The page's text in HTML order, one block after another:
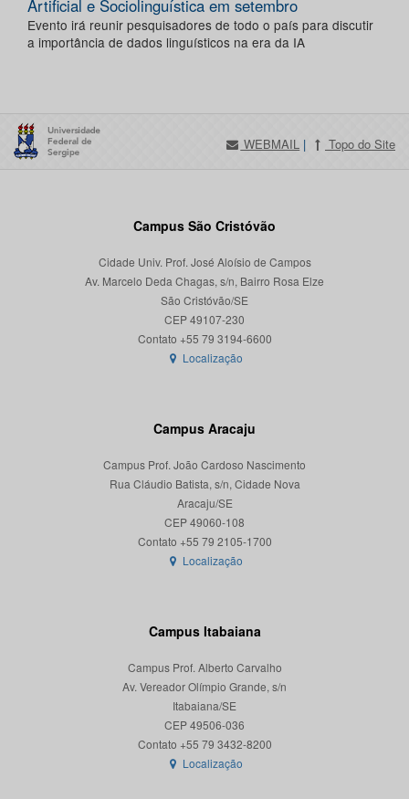
Artificial e Sociolinguística em setembro
Evento irá reunir pesquisadores de todo o país para discutir
a importância de dados linguísticos na era da IA
WEBMAIL | Topo do Site
Campus São Cristóvão
Cidade Univ. Prof. José Aloísio de Campos
Av. Marcelo Deda Chagas, s/n, Bairro Rosa Elze
São Cristóvão/SE
CEP 49107-230
Localização
Campus Aracaju
Campus Prof. João Cardoso Nascimento
Rua Cláudio Batista, s/n, Cidade Nova
Aracaju/SE
CEP 49060-108
Localização
Campus Itabaiana
Campus Prof. Alberto Carvalho
Av. Vereador Olímpio Grande, s/n
Itabaiana/SE
CEP 49506-036
Localização